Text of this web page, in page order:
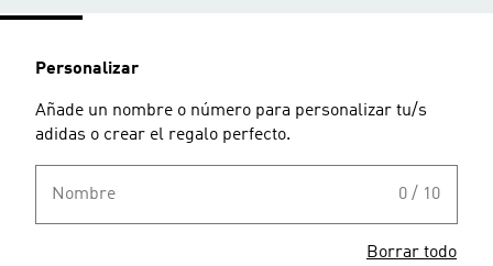
Personalizar
Añade un nombre o número para personalizar tu/s
adidas o crear el regalo perfecto.
Nombre 0 / 10
Borrar todo